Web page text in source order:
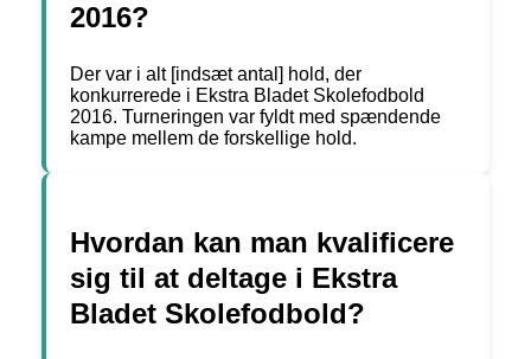
2016?
Der var i alt [indsæt antal] hold, der
konkurrerede i Ekstra Bladet Skolefodbold
2016. Turneringen var fyldt med spændende
kampe mellem de forskellige hold.
Hvordan kan man kvalificere
sig til at deltage i Ekstra
Bladet Skolefodbold?